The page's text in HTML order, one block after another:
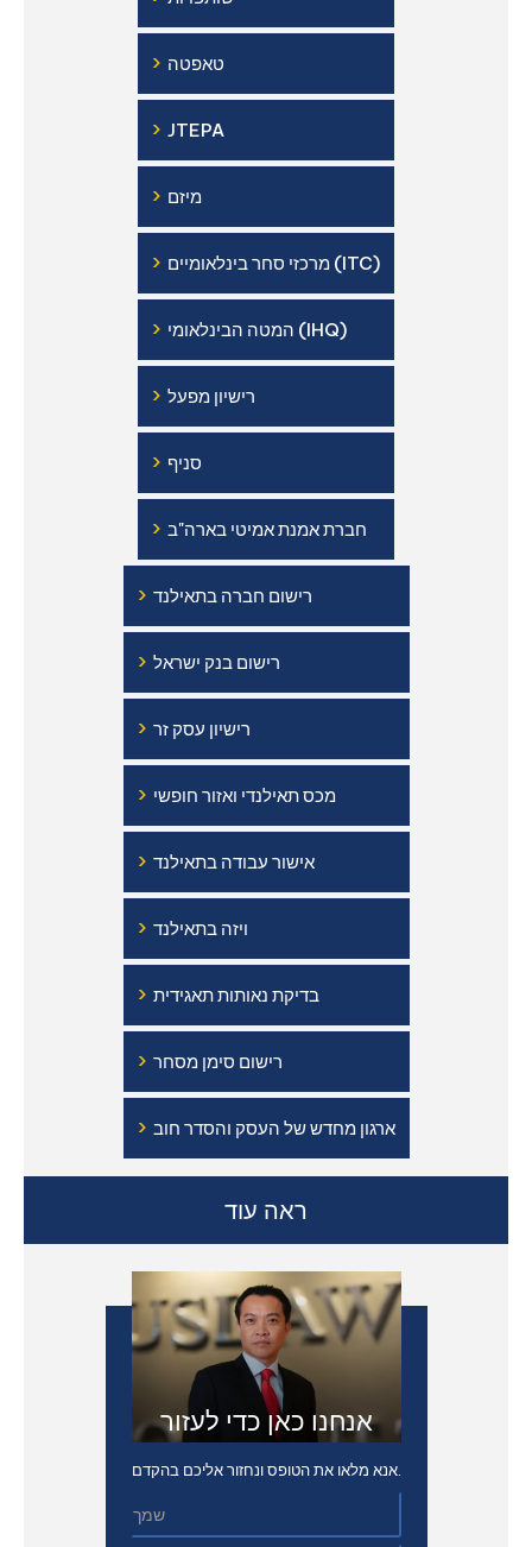
› טאפטה
› JTEPA
› מיזם
› מרכזי סחר בינלאומיים (ITC)
› המטה הבינלאומי (IHQ)
› רישיון מפעל
› סניף
› חברת אמנת אמיטי בארה"ב
› רישום חברה בתאילנד
› רישום בנק ישראל
› רישיון עסק זר
› מכס תאילנדי ואזור חופשי
› אישור עבודה בתאילנד
› ויזה בתאילנד
› בדיקת נאותות תאגידית
› רישום סימן מסחר
› ארגון מחדש של העסק והסדר חוב
ראה עוד
אנחנו כאן כדי לעזור
אנא מלאו את הטופס ונחזור אליכם בהקדם.